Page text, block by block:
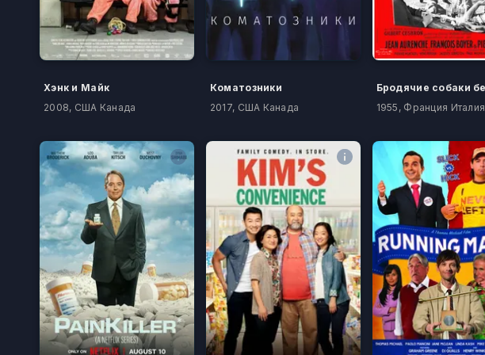
Хэнк и Майк
2008, США Канада
Коматозники
2017, США Канада
1955, Франция Италия